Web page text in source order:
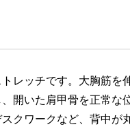
レッチです。大胸筋を
開いた肩甲骨を正常な
クワークなど、背中が